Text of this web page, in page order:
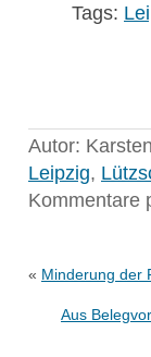
Tags:
Autor:
Leipzig,
Kommentare
« Minderung der
Aus